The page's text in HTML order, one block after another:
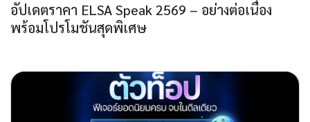
อัปเดตราคา ELSA Speak 2569 – อย่างต่อเนื่อง
พร้อมโปรโมชันสุดพิเศษ